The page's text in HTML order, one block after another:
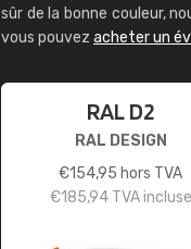
sûr de la bonne couleur,
vous pouvez acheter un
RAL D2
RAL DESIGN
€154,95 hors TVA
€185,94TVA incluse